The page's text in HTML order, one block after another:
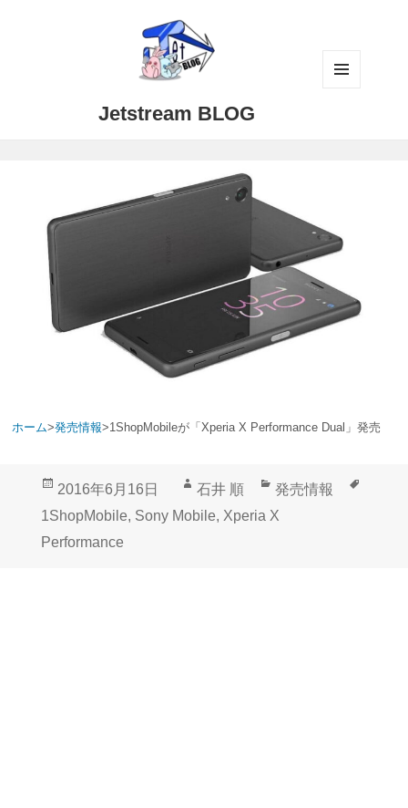
Jetstream BLOG
ホーム>発売情報>1ShopMobileが「Xperia X Performance Dual」発売
投
稿
日:
2016年6月16日
作
成
石井 順
カ
テ
発売情報
1ShopMobile, Sony Mobile, Xperia X
Performance